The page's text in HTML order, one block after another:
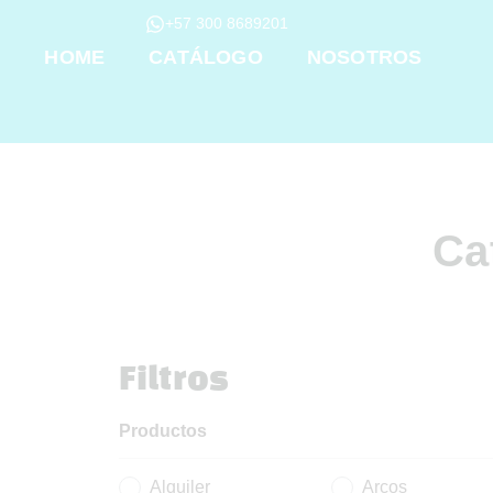
+57 300 8689201
HOME CATÁLOGO NOSOTROS
Filtros
Productos
Alquiler Arcos